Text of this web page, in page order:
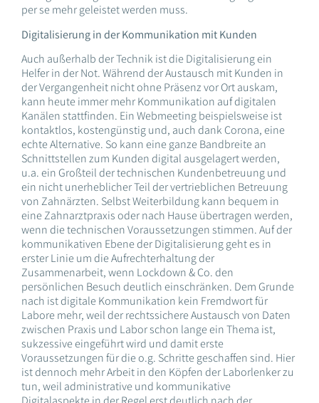
per se mehr geleistet werden muss.
Digitalisierung in der Kommunikation mit Kunden
Auch außerhalb der Technik ist die Digitalisierung ein
Helfer in der Not. Während der Austausch mit Kunden in
der Vergangenheit nicht ohne Präsenz vor Ort auskam,
kann heute immer mehr Kommunikation auf digitalen
Kanälen stattfinden. Ein Webmeeting beispielsweise ist
kontaktlos, kostengünstig und, auch dank Corona, eine
echte Alternative. So kann eine ganze Bandbreite an
Schnittstellen zum Kunden digital ausgelagert werden,
u.a. ein Großteil der technischen Kundenbetreuung und
ein nicht unerheblicher Teil der vertrieblichen Betreuung
von Zahnärzten. Selbst Weiterbildung kann bequem in
eine Zahnarztpraxis oder nach Hause übertragen werden,
wenn die technischen Voraussetzungen stimmen. Auf der
kommunikativen Ebene der Digitalisierung geht es in
erster Linie um die Aufrechterhaltung der
Zusammenarbeit, wenn Lockdown & Co. den
persönlichen Besuch deutlich einschränken. Dem Grunde
nach ist digitale Kommunikation kein Fremdwort für
Labore mehr, weil der rechtssichere Austausch von Daten
zwischen Praxis und Labor schon lange ein Thema ist,
sukzessive eingeführt wird und damit erste
Voraussetzungen für die o.g. Schritte geschaffen sind. Hier
ist dennoch mehr Arbeit in den Köpfen der Laborlenker zu
tun, weil administrative und kommunikative